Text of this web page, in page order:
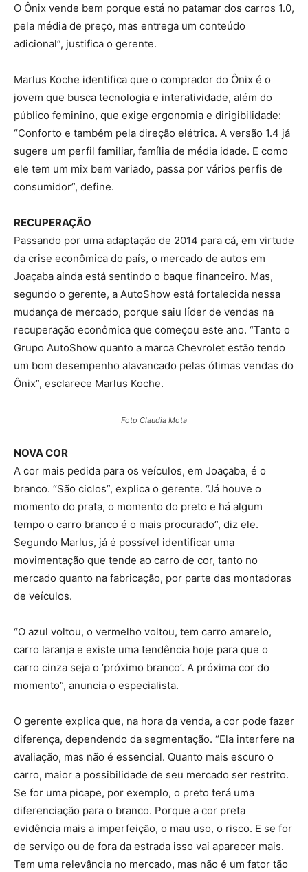
O Ônix vende bem porque está no patamar dos carros 1.0,
pela média de preço, mas entrega um conteúdo
adicional”, justifica o gerente.
Marlus Koche identifica que o comprador do Ônix é o
jovem que busca tecnologia e interatividade, além do
público feminino, que exige ergonomia e dirigibilidade:
“Conforto e também pela direção elétrica. A versão 1.4 já
sugere um perfil familiar, família de média idade. E como
ele tem um mix bem variado, passa por vários perfis de
consumidor”, define.
RECUPERAÇÃO
Passando por uma adaptação de 2014 para cá, em virtude
da crise econômica do país, o mercado de autos em
Joaçaba ainda está sentindo o baque financeiro. Mas,
segundo o gerente, a AutoShow está fortalecida nessa
mudança de mercado, porque saiu líder de vendas na
recuperação econômica que começou este ano. “Tanto o
Grupo AutoShow quanto a marca Chevrolet estão tendo
um bom desempenho alavancado pelas ótimas vendas do
Ônix”, esclarece Marlus Koche.
Foto Claudia Mota
NOVA COR
A cor mais pedida para os veículos, em Joaçaba, é o
branco. “São ciclos”, explica o gerente. “Já houve o
momento do prata, o momento do preto e há algum
tempo o carro branco é o mais procurado”, diz ele.
Segundo Marlus, já é possível identificar uma
movimentação que tende ao carro de cor, tanto no
mercado quanto na fabricação, por parte das montadoras
de veículos.
“O azul voltou, o vermelho voltou, tem carro amarelo,
carro laranja e existe uma tendência hoje para que o
carro cinza seja o ‘próximo branco’. A próxima cor do
momento”, anuncia o especialista.
O gerente explica que, na hora da venda, a cor pode fazer
diferença, dependendo da segmentação. “Ela interfere na
avaliação, mas não é essencial. Quanto mais escuro o
carro, maior a possibilidade de seu mercado ser restrito.
Se for uma picape, por exemplo, o preto terá uma
diferenciação para o branco. Porque a cor preta
evidência mais a imperfeição, o mau uso, o risco. E se for
de serviço ou de fora da estrada isso vai aparecer mais.
Tem uma relevância no mercado, mas não é um fator tão